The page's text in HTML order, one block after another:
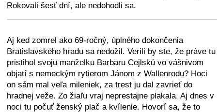
Rokovali šesť dní, ale nedohodli sa.
+ − ⛶
Aj ked zomrel ako 69-ročný, úplného dokončenia
Bratislavského hradu sa nedožil. Verili by ste, že práve tu
pristihol svoju manželku Barbaru Cejlskú vo vášnivom
objatí s nemeckým rytierom Jánom z Wallenrodu? Hoci
on sám mal veľa mileniek, za trest ju dal zavrieť do
hradnej veže. Zo žiaľu vraj neprestajne plakala. Aj dnes v
noci tu počuť ženský plač a kvílenie. Hovorí sa, že to